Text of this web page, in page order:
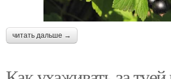
читать дальше →